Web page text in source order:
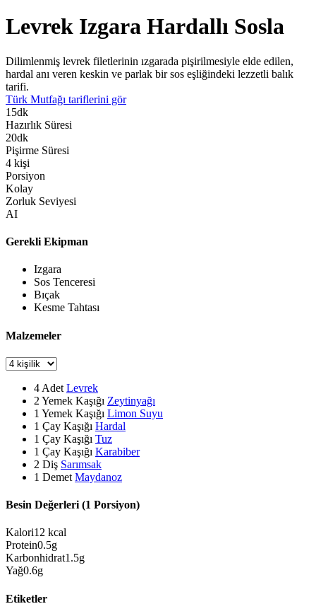
Levrek Izgara Hardallı Sosla
Dilimlenmiş levrek filetlerinin ızgarada pişirilmesiyle elde edilen,
hardal anı veren keskin ve parlak bir sos eşliğindeki lezzetli balık
tarifi.
Türk Mutfağı tariflerini gör
15dk
Hazırlık Süresi
20dk
Pişirme Süresi
4 kişi
Porsiyon
Kolay
Zorluk Seviyesi
AI
Gerekli Ekipman
Izgara
Sos Tenceresi
Bıçak
Kesme Tahtası
Malzemeler
4 Adet Levrek
2 Yemek Kaşığı Zeytinyağı
1 Yemek Kaşığı Limon Suyu
1 Çay Kaşığı Hardal
1 Çay Kaşığı Tuz
1 Çay Kaşığı Karabiber
2 Diş Sarımsak
1 Demet Maydanoz
Besin Değerleri (1 Porsiyon)
Kalori12 kcal
Protein0.5g
Karbonhidrat1.5g
Yağ0.6g
Etiketler